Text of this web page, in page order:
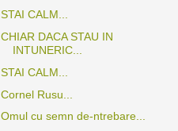
STAI CALM...
CHIAR DACA STAU IN
INTUNERIC...
STAI CALM...
Cornel Rusu...
Omul cu semn de-ntrebare...